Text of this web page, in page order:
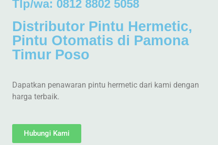
Tlp/wa: 0812 8802 5058
Distributor Pintu Hermetic,
Pintu Otomatis di Pamona
Timur Poso
Dapatkan penawaran pintu hermetic dari kami dengan
harga terbaik.
Hubungi Kami